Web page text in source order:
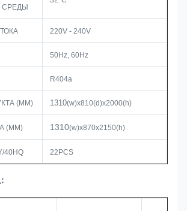
220V - 240V
50Hz, 60Hz
R404a
(MM) 1310(w)x810(d)x2000(h)
(MM) 1310(w)x870x2150(h)
40HQ 22PCS